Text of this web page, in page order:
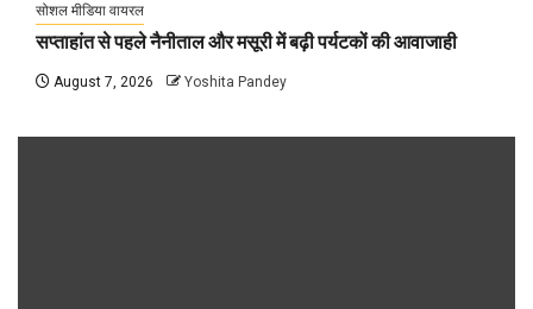
सोशल मीडिया वायरल
सप्ताहांत से पहले नैनीताल और मसूरी में बढ़ी पर्यटकों की आवाजाही
August 7, 2026 Yoshita Pandey